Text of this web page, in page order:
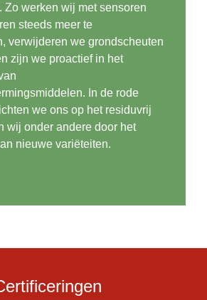
Zo werken wij met sensoren
steeds meer te
verwijderen we grondscheuten
zijn we proactief in het
In de rode
we ons op het residuvrij
wij onder andere door het
nieuwe variëteiten.